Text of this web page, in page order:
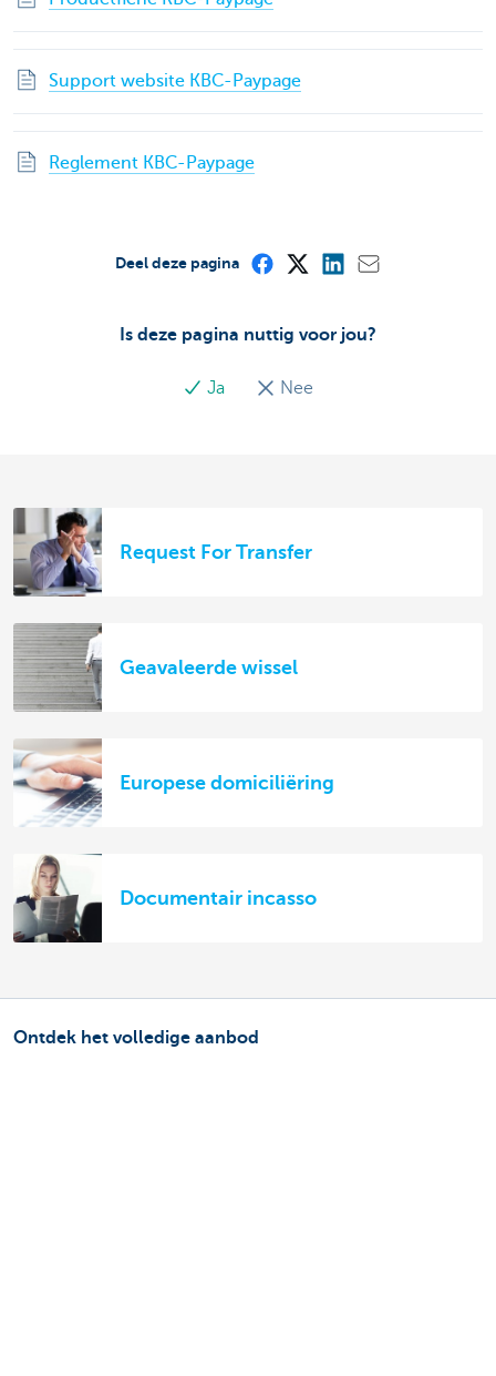
Support website KBC-Paypage
Reglement KBC-Paypage
Is deze pagina nuttig voor jou?
Ja Nee
Deel deze pagina
Request For Transfer
Geavaleerde wissel
Europese domiciliëring
Documentair incasso
Ontdek het volledige aanbod